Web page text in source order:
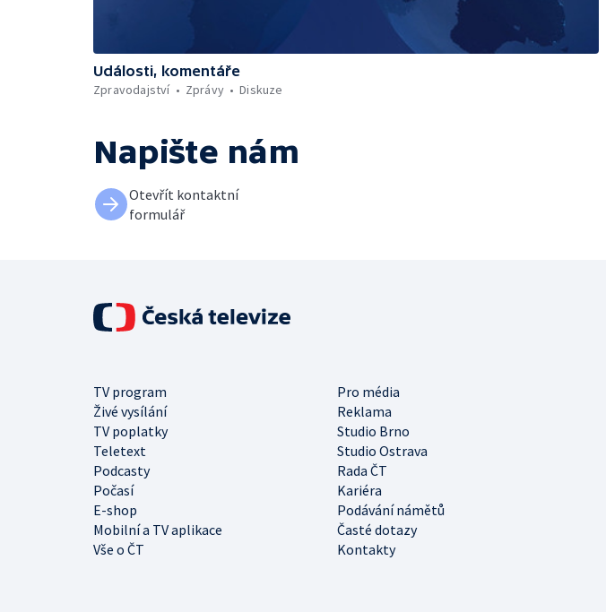
Události, komentáře
Zpravodajství
Zprávy Diskuze
Napište nám
Otevřít kontaktní
formulář
TV program
Pro média
Živé vysílání
Reklama
TV poplatky
Studio Brno
Teletext
Studio Ostrava
Podcasty
Rada ČT
Počasí
Kariéra
E-shop
Podávání námětů
Mobilní a TV aplikace
Časté dotazy
Vše o ČT
Kontakty